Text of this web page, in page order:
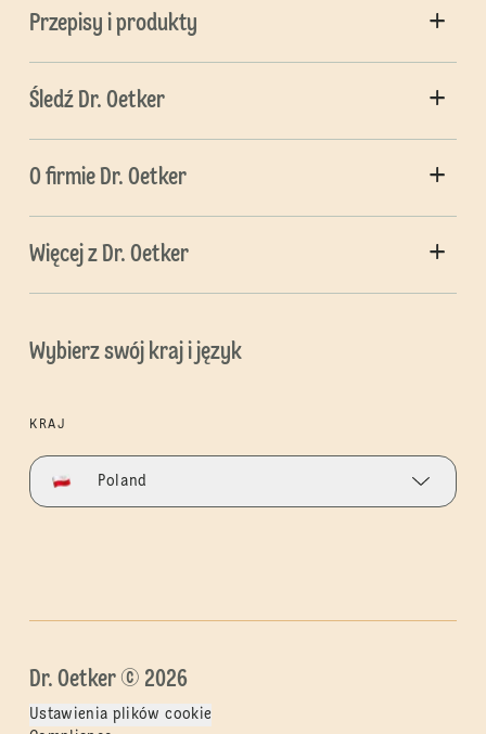
Przepisy i produkty
Śledź Dr. Oetker
O firmie Dr. Oetker
Więcej z Dr. Oetker
Wybierz swój kraj i język
KRAJ
Poland
Dr. Oetker © 2026
Ustawienia plików cookie